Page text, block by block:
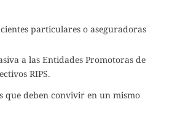
particulares o aseguradoras
a las Entidades Promotoras de
RIPS.
que deben convivir en un mismo